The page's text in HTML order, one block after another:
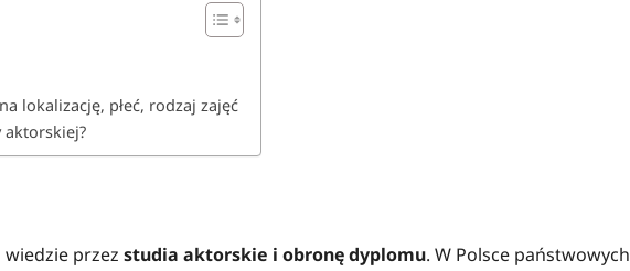
lokalizację, płeć, rodzaj zajęć
aktorskiej?
przez studia aktorskie i obronę dyplomu. W Polsce państwowych